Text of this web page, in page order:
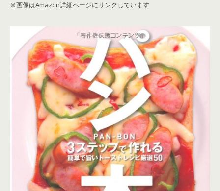
※画像はAmazon詳細ページにリンクしています